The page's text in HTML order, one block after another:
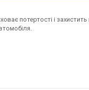
потертості і